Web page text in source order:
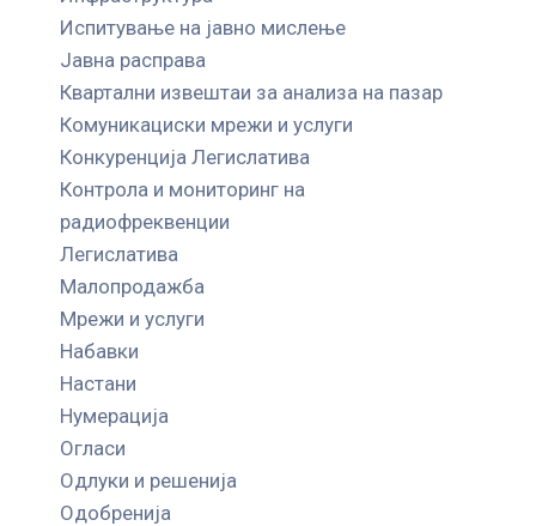
Испитување на јавно мислење
Јавна расправа
Квартални извештаи за анализа на пазар
Комуникациски мрежи и услуги
Конкуренција Легислатива
Контрола и мониторинг на
радиофреквенции
Легислатива
Малопродажба
Мрежи и услуги
Набавки
Настани
Нумерација
Огласи
Одлуки и решенија
Одобренија